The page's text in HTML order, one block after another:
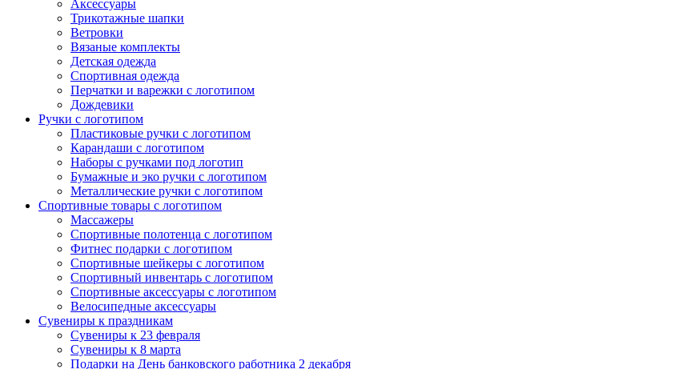
Аксессуары
Трикотажные шапки
Ветровки
Вязаные комплекты
Детская одежда
Спортивная одежда
Перчатки и варежки с логотипом
Дождевики
Ручки с логотипом
Пластиковые ручки с логотипом
Карандаши с логотипом
Наборы с ручками под логотип
Бумажные и эко ручки с логотипом
Металлические ручки с логотипом
Спортивные товары с логотипом
Массажеры
Спортивные полотенца с логотипом
Фитнес подарки с логотипом
Спортивные шейкеры с логотипом
Спортивный инвентарь с логотипом
Спортивные аксессуары с логотипом
Велосипедные аксессуары
Сувениры к праздникам
Сувениры к 23 февраля
Сувениры к 8 марта
Подарки на День банковского работника 2 декабря